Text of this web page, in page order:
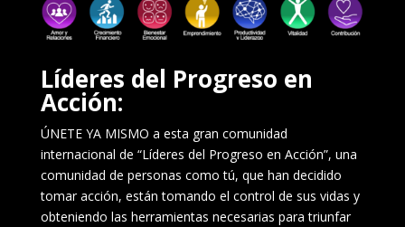
Líderes del Progreso en
Acción:
ÚNETE YA MISMO a esta gran comunidad
internacional de “Líderes del Progreso en Acción”, una
comunidad de personas como tú, que han decidido
tomar acción, están tomando el control de sus vidas y
obteniendo las herramientas necesarias para triunfar